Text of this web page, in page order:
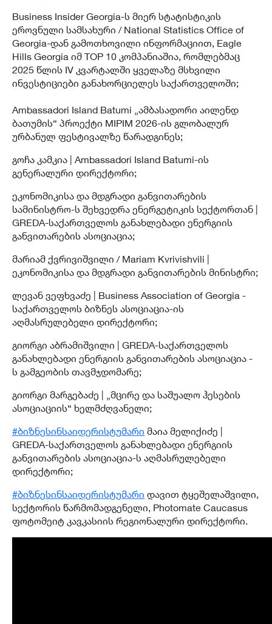
Business Insider Georgia-ს მიერ სტატისტიკის
ეროვნული სამსახური / National Statistics Office of
Georgia-დან გამოთხოვილი ინფორმაციით, Eagle
Hills Georgia იმ TOP 10 კომპანიაშია, რომლებმაც
2025 წლის IV კვარტალში ყველაზე მსხვილი
ინვესტიციები განახორციელეს საქართველოში;
Ambassadori Island Batumi „ამბასადორი აილენდ
ბათუმის“ პროექტი MIPIM 2026-ის გლობალურ
ურბანულ ფესტივალზე წარადგინეს;
გოჩა კამკია | Ambassadori Island Batumi-ის
გენერალური დირექტორი;
ეკონომიკისა და მდგრადი განვითარების
სამინისტრო-ს შეხვედრა ენერგეტიკის სექტორთან |
GREDA-საქართველოს განახლებადი ენერგიის
განვითარების ასოციაცია;
მარიამ ქვრივიშვილი / Mariam Kvrivishvili |
ეკონომიკისა და მდგრადი განვითარების მინისტრი;
ლევან ვეფხვაძე | Business Association of Georgia -
საქართველოს ბიზნეს ასოციაცია-ის
აღმასრულებელი დირექტორი;
გიორგი აბრამიშვილი | GREDA-საქართველოს
განახლებადი ენერგიის განვითარების ასოციაცია -
ს გამგეობის თავმჯდომარე;
გიორგი მარგებაძე | „მცირე და საშუალო ჰესების
ასოციაციის“ ხელმძღვანელი;
#ბიზნესინსაიდერისტუმარი მაია მელიქიძე |
GREDA-საქართველოს განახლებადი ენერგიის
განვითარების ასოციაცია-ს აღმასრულებელი
დირექტორი;
#ბიზნესინსაიდერისტუმარი დავით ტყეშელაშვილი,
სექტორის წარმომადგენელი, Photomate Caucasus
ფოტომეიტ კავკასიის რეგიონალური დირექტორი.